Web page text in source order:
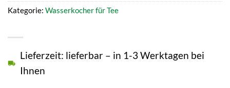
Lieferzeit: lieferbar – in 1-3 Werktagen bei
Ihnen
Kategorie: Wasserkocher für Tee